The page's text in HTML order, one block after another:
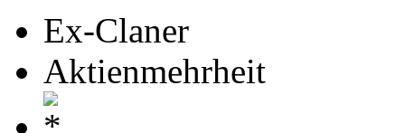
Ex-Claner
Aktienmehrheit